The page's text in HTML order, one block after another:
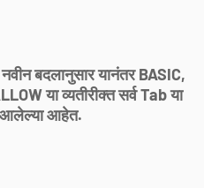
बदलानुसार यानंतर BASIC,
या व्यतीरीक्त सर्व Tab या
आलेल्या आहेत.